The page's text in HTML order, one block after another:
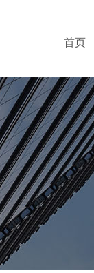
首页